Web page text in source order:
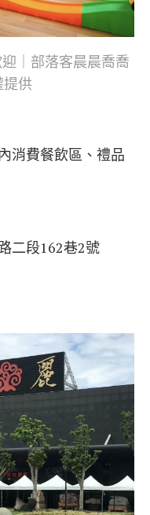
｜部落客晨晨喬喬
提供
消費餐飲區 、禮品
二段162巷2號